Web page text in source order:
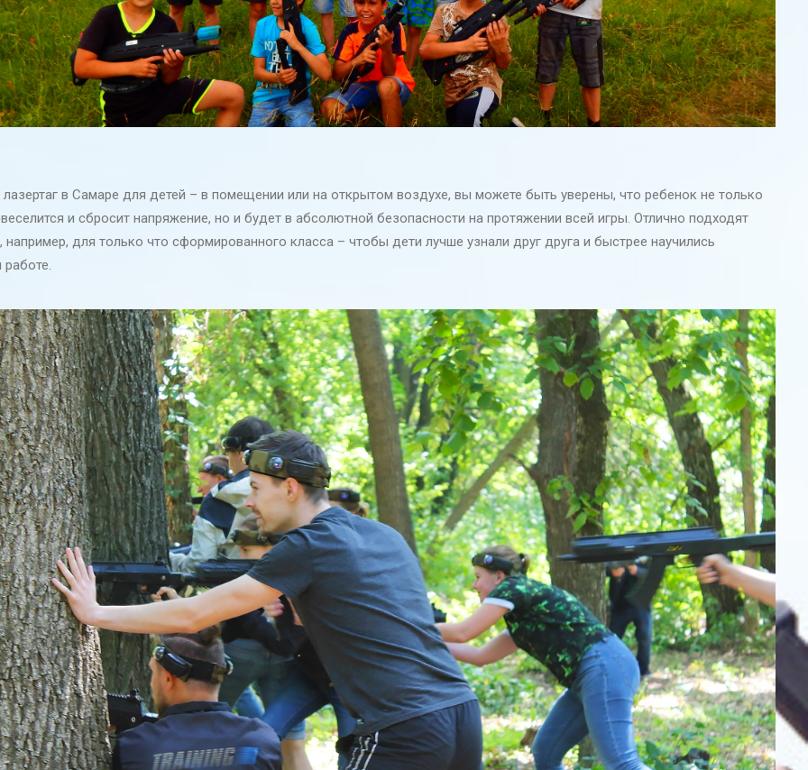
в Самаре для детей – в помещении или на открытом воздухе, вы можете быть уверены, что ребенок не только
и сбросит напряжение, но и будет в абсолютной безопасности на протяжении всей игры. Отлично подходят
например, для только что сформированного класса – чтобы дети лучше узнали друг друга и быстрее научились